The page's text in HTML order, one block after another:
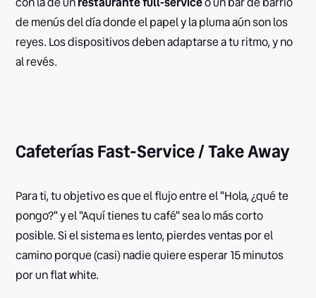
de menús del día donde el papel y la pluma aún son los
reyes. Los dispositivos deben adaptarse a tu ritmo, y no
al revés.
Cafeterías Fast-Service / Take Away
Para ti, tu objetivo es que el flujo entre el "Hola, ¿qué te
pongo?" y el "Aquí tienes tu café" sea lo más corto
posible. Si el sistema es lento, pierdes ventas por el
camino porque (casi) nadie quiere esperar 15 minutos
por un flat white.